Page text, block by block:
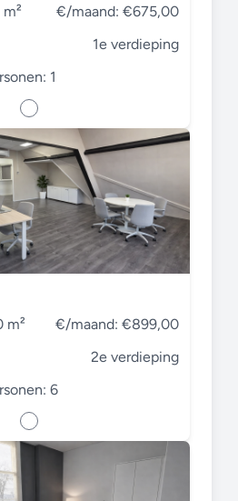
€/maand: €675,00
1e verdieping
1
m²
€/maand: €899,00
2e verdieping
6